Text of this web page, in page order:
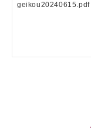
geikou20240615.pdf